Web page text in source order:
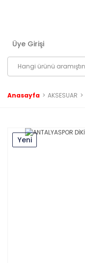
Üye Girişi
Anasayfa AKSESUAR
Yeni